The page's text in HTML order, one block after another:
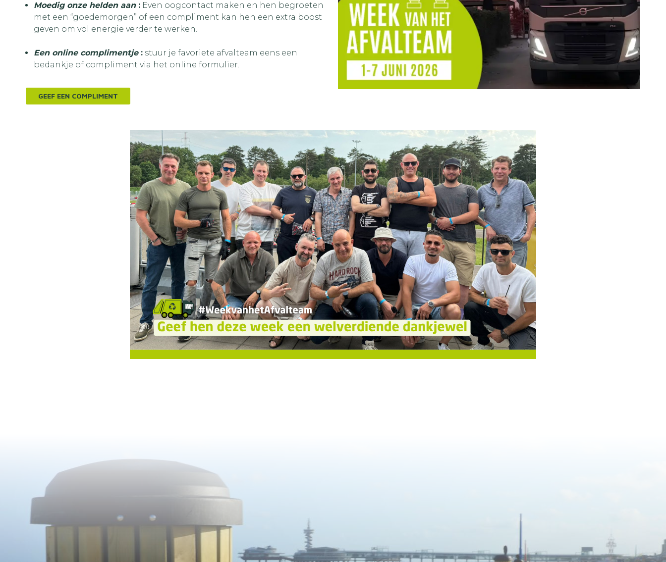
Moedig onze helden aan : Even oogcontact maken en hen begroeten
met een “goedemorgen” of een compliment kan hen een extra boost
geven om vol energie verder te werken.
Een online complimentje : stuur je favoriete afvalteam eens een
bedankje of compliment via het online formulier.
GEEF EEN COMPLIMENT